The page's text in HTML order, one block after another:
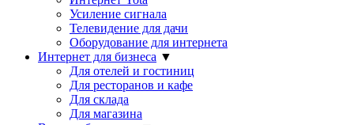
Усиление сигнала
Телевидение для дачи
Оборудование для интернета
Интернет для бизнеса ▼
Для отелей и гостиниц
Для ресторанов и кафе
Для склада
Для магазина